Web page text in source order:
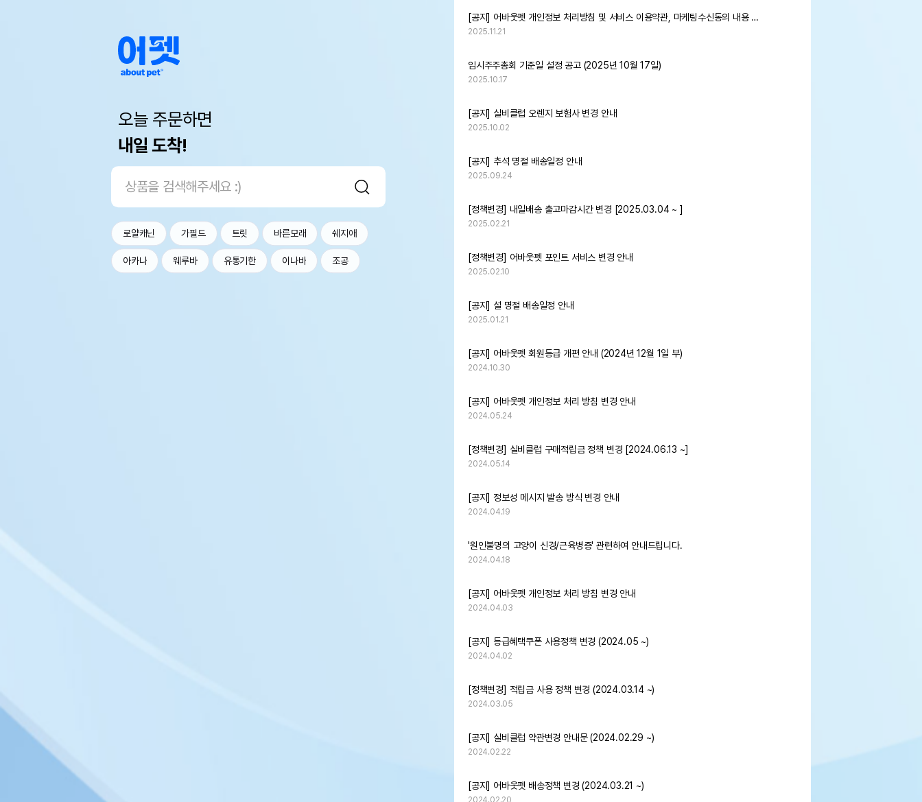
오늘 주문하면
내일 도착!
로얄캐닌 가필드 트릿 바른모래 쉐지애
아카나 웨루바 유통기한 이나바 조공
[공지] 어바웃펫 개인정보 처리방침 및 서비스 이용약관, 마케팅수신동의 내용 변경 안내
2025.11.21
임시주주총회 기준일 설정 공고 (2025년 10월 17일)
2025.10.17
[공지] 실비클럽 오렌지 보험사 변경 안내
2025.10.02
[공지] 추석 명절 배송일정 안내
2025.09.24
[정책변경] 내일배송 출고마감시간 변경 [2025.03.04 ~ ]
2025.02.21
[정책변경] 어바웃펫 포인트 서비스 변경 안내
2025.02.10
[공지] 설 명절 배송일정 안내
2025.01.21
[공지] 어바웃펫 회원등급 개편 안내 (2024년 12월 1일 부)
2024.10.30
[공지] 어바웃펫 개인정보 처리 방침 변경 안내
2024.05.24
[정책변경] 실비클럽 구매적립금 정책 변경 [2024.06.13 ~]
2024.05.14
[공지] 정보성 메시지 발송 방식 변경 안내
2024.04.19
'원인불명의 고양이 신경/근육병증' 관련하여 안내드립니다.
2024.04.18
[공지] 어바웃펫 개인정보 처리 방침 변경 안내
2024.04.03
[공지] 등급혜택쿠폰 사용정책 변경 (2024.05 ~)
2024.04.02
[정책변경] 적립금 사용 정책 변경 (2024.03.14 ~)
2024.03.05
[공지] 실비클럽 약관변경 안내문 (2024.02.29 ~)
2024.02.22
[공지] 어바웃펫 배송정책 변경 (2024.03.21 ~)
2024.02.20